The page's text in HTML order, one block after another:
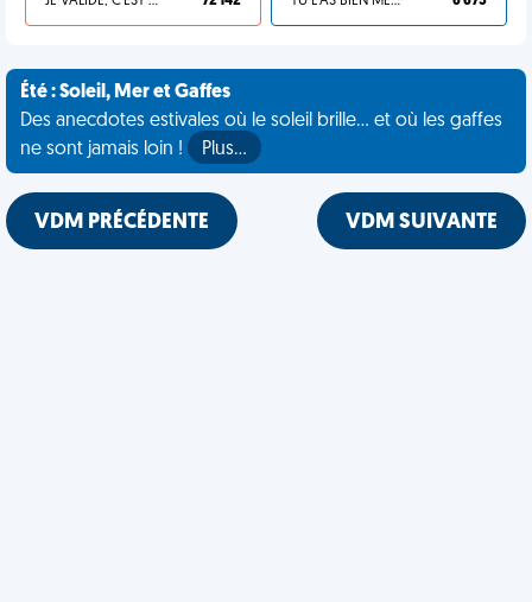
Été : Soleil, Mer et Gaffes
Des anecdotes estivales où le soleil brille... et où les gaffes
ne sont jamais loin !
Plus…
VDM PRÉCÉDENTE VDM SUIVANTE